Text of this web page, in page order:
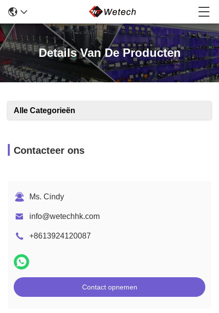
Details Van De Producten
Alle Categorieën
Contacteer ons
Ms. Cindy
info@wetechhk.com
+8613924120087
Contact opnemen